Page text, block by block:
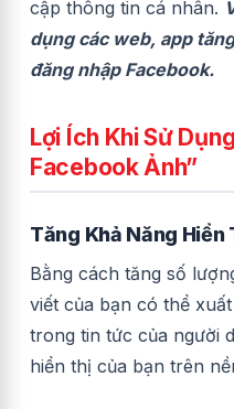
cập thông tin cá nhân.
dụng các web, app
đăng nhập Facebook.
Lợi Ích Khi Sử
Facebook Ảnh”
Tăng Khả Năng Hiển
Bằng cách tăng số
viết của bạn có thể
trong tin tức của người
hiển thị của bạn trên